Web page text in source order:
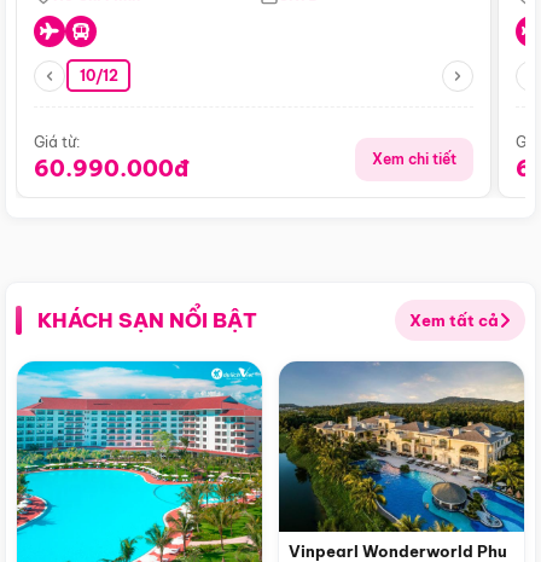
10/12
Giá từ:
60.990.000đ Xem chi tiết
KHÁCH SẠN NỔI BẬT Xem tất cả
Vinpearl Wonderworld Phu